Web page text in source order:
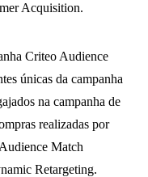
Acquisition.
Criteo Audience
únicas da campanha
na campanha de
realizadas por
Match
Retargeting.